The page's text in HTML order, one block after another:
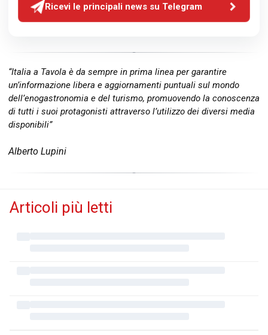
Ricevi le principali news su Telegram
“Italia a Tavola è da sempre in prima linea per garantire
un’informazione libera e aggiornamenti puntuali sul mondo
dell’enogastronomia e del turismo, promuovendo la conoscenza
di tutti i suoi protagonisti attraverso l’utilizzo dei diversi media
disponibili”
Alberto Lupini
Articoli più letti